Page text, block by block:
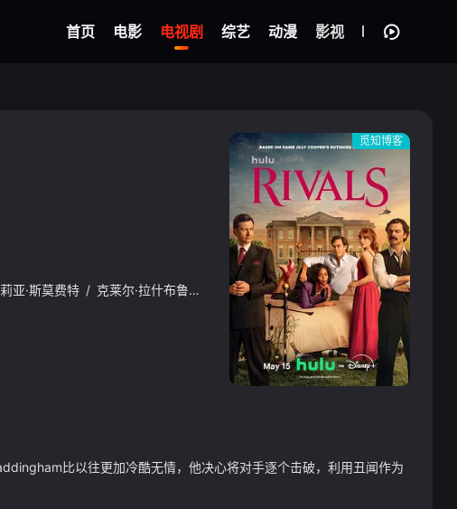
首页 电影 电视剧 综艺 动漫 影视
觅知博客
亚·斯莫费特 / 克莱尔·拉什布鲁克 奥利弗·克里斯 / 莉莎·麦格里利斯
比以往更加冷酷无情，他决心将对手逐个击破，利用丑闻作为